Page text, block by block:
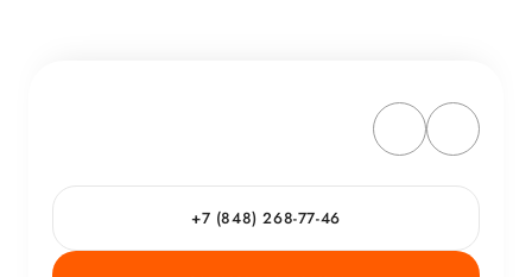
+7 (848) 268-77-46